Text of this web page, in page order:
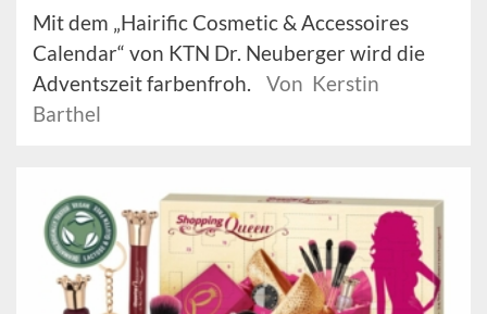
Mit dem „Hairific Cosmetic & Accessoires
Calendar“ von KTN Dr. Neuberger wird die
Adventszeit farbenfroh.
Von Kerstin
Barthel